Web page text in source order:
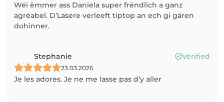
Wéi ëmmer ass Daniela super frëndlich a ganz
agréabel. D’Lasere verleeft tiptop an ech gi gären
dohinner.
Stephanie Verified
23.03.2026
Je les adores. Je ne me lasse pas d’y aller